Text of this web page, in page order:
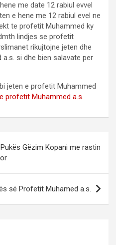
me date 12 rabiul evvel
e hene me 12 rabiul evel ne
te profetit Muhammed ky
lindjes se profetit
rikujtojne jeten dhe
si dhe bien salavate per
jeten e profetit Muhammed
profetit Muhammed a.s.
Gëzim Kopani me rastin
së Profetit Muhamed a.s.